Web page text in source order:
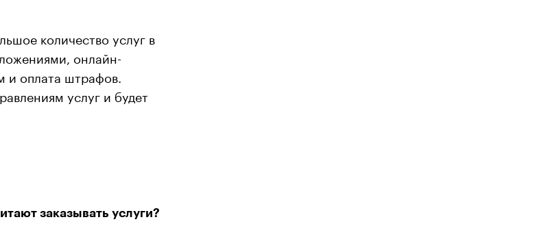
количество услуг в
онлайн-
и оплата штрафов.
услуг и будет
заказывать услуги?